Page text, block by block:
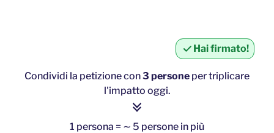
Hai firmato!
Condividi la petizione con3 persone per triplicare
l'impatto oggi.
1 persona = ∼ 5 persone in più